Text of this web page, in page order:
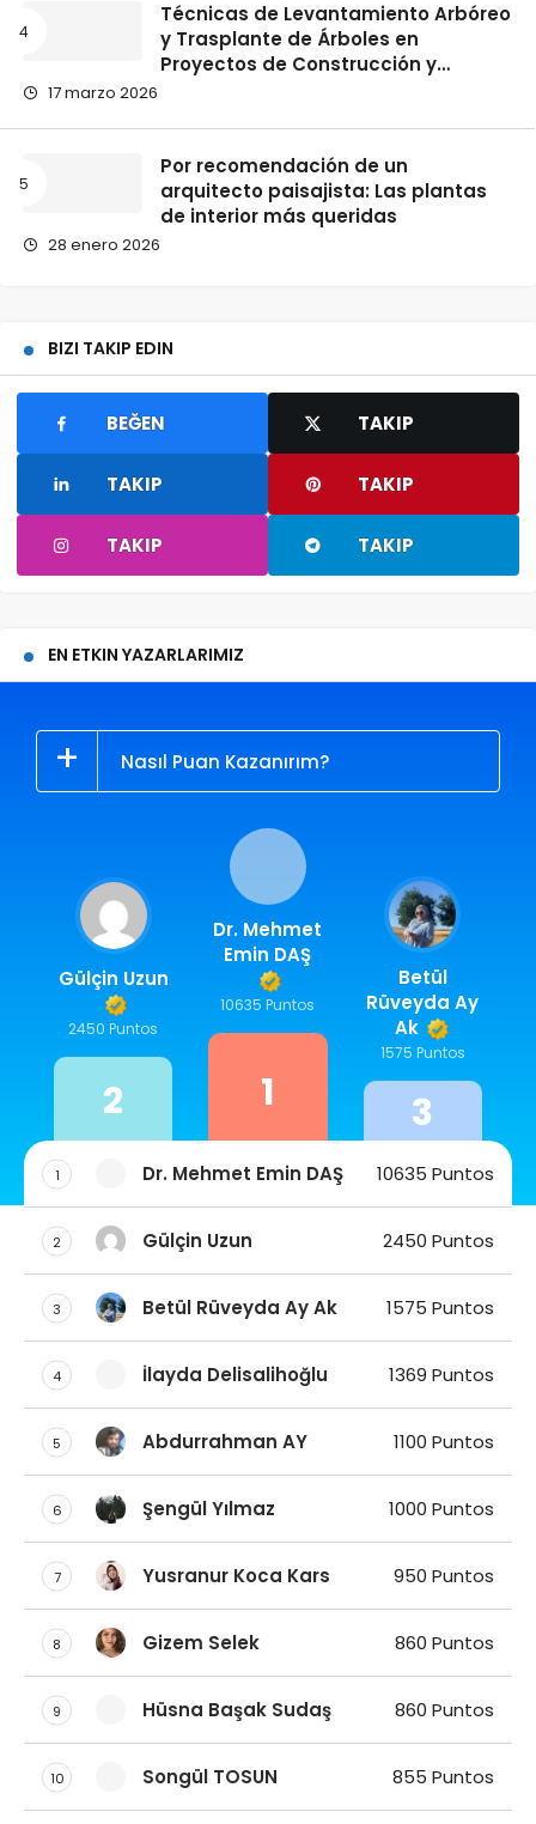
Técnicas de Levantamiento Arbóreo
y Trasplante de Árboles en
Proyectos de Construcción y
17 marzo 2026
Por recomendación de un
arquitecto paisajista: Las plantas
de interior más queridas
28 enero 2026
BIZI TAKIP EDIN
BEĞEN TAKIP
TAKIP TAKIP
TAKIP TAKIP
EN ETKIN YAZARLARIMIZ
Nasıl Puan Kazanırım?
Dr. Mehmet
Emin DAŞ
10635 Puntos
1
Gülçin Uzun
2450 Puntos
2
Betül
Rüveyda Ay
Ak
1575 Puntos
3
1 Dr. Mehmet Emin DAŞ 10635 Puntos
2 Gülçin Uzun 2450 Puntos
3 Betül Rüveyda Ay Ak 1575 Puntos
4 İlayda Delisalihoğlu 1369 Puntos
5 Abdurrahman AY 1100 Puntos
6 Şengül Yılmaz 1000 Puntos
7 Yusranur Koca Kars 950 Puntos
8 Gizem Selek 860 Puntos
9 Hüsna Başak Sudaş 860 Puntos
10 Songül TOSUN 855 Puntos